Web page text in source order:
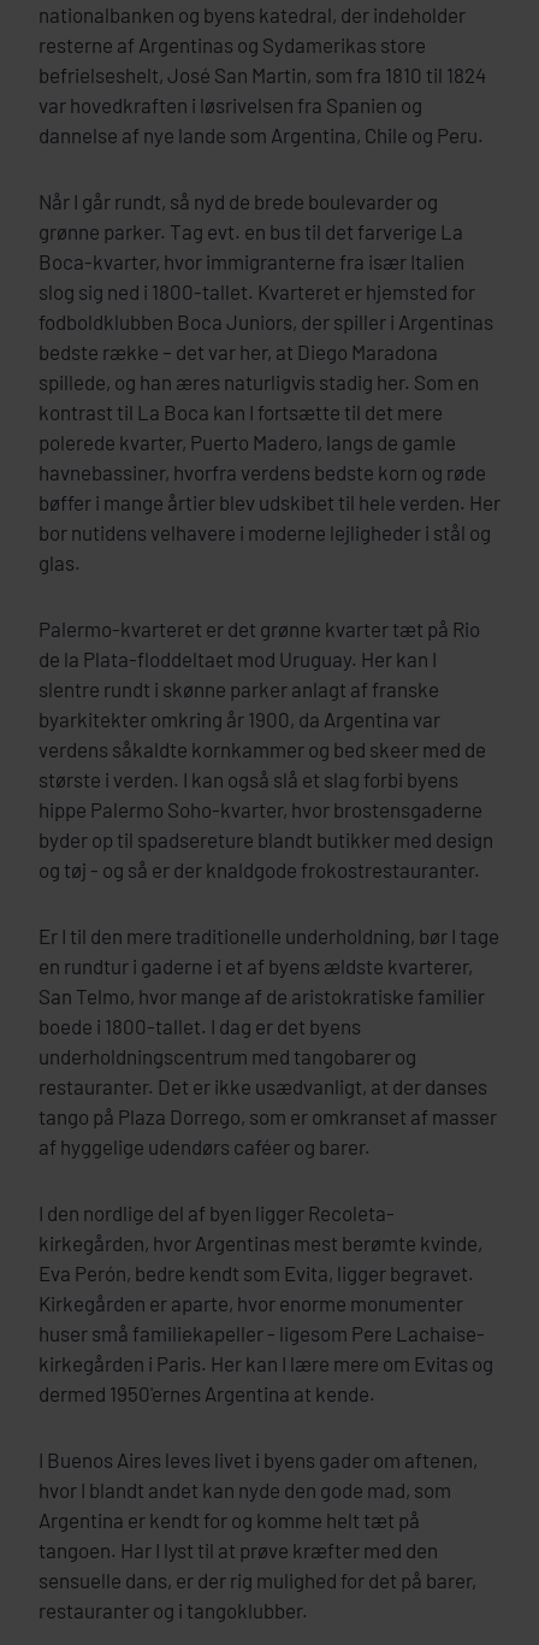
nationalbanken og byens katedral, der indeholder
resterne af Argentinas og Sydamerikas store
befrielseshelt, José San Martin, som fra 1810 til 1824
var hovedkraften i løsrivelsen fra Spanien og
dannelse af nye lande som Argentina, Chile og Peru.
Når I går rundt, så nyd de brede boulevarder og
grønne parker. Tag evt. en bus til det farverige La
Boca-kvarter, hvor immigranterne fra især Italien
slog sig ned i 1800-tallet. Kvarteret er hjemsted for
fodboldklubben Boca Juniors, der spiller i Argentinas
bedste række – det var her, at Diego Maradona
spillede, og han æres naturligvis stadig her. Som en
kontrast til La Boca kan I fortsætte til det mere
polerede kvarter, Puerto Madero, langs de gamle
havnebassiner, hvorfra verdens bedste korn og røde
bøffer i mange årtier blev udskibet til hele verden. Her
bor nutidens velhavere i moderne lejligheder i stål og
glas.
Palermo-kvarteret er det grønne kvarter tæt på Rio
de la Plata-floddeltaet mod Uruguay. Her kan I
slentre rundt i skønne parker anlagt af franske
byarkitekter omkring år 1900, da Argentina var
verdens såkaldte kornkammer og bed skeer med de
største i verden. I kan også slå et slag forbi byens
hippe Palermo Soho-kvarter, hvor brostensgaderne
byder op til spadsereture blandt butikker med design
og tøj - og så er der knaldgode frokostrestauranter.
Er I til den mere traditionelle underholdning, bør I tage
en rundtur i gaderne i et af byens ældste kvarterer,
San Telmo, hvor mange af de aristokratiske familier
boede i 1800-tallet. I dag er det byens
underholdningscentrum med tangobarer og
restauranter. Det er ikke usædvanligt, at der danses
tango på Plaza Dorrego, som er omkranset af masser
af hyggelige udendørs caféer og barer.
I den nordlige del af byen ligger Recoleta-
kirkegården, hvor Argentinas mest berømte kvinde,
Eva Perón, bedre kendt som Evita, ligger begravet.
Kirkegården er aparte, hvor enorme monumenter
huser små familiekapeller - ligesom Pere Lachaise-
kirkegården i Paris. Her kan I lære mere om Evitas og
dermed 1950'ernes Argentina at kende.
I Buenos Aires leves livet i byens gader om aftenen,
hvor I blandt andet kan nyde den gode mad, som
Argentina er kendt for og komme helt tæt på
tangoen. Har I lyst til at prøve kræfter med den
sensuelle dans, er der rig mulighed for det på barer,
restauranter og i tangoklubber.